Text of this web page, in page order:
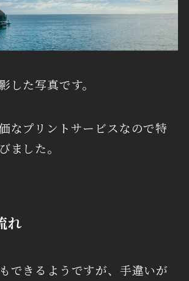
した写真です。
なプリントサービスなので特
ました。
れ
できるようですが、手違いが